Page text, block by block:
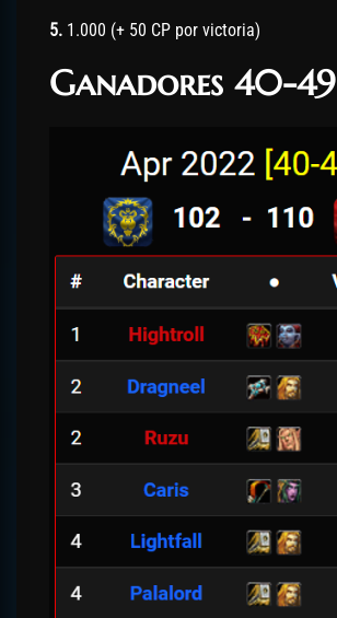
5. 1.000 (+ 50 CP por victoria)
Ganadores 40-49